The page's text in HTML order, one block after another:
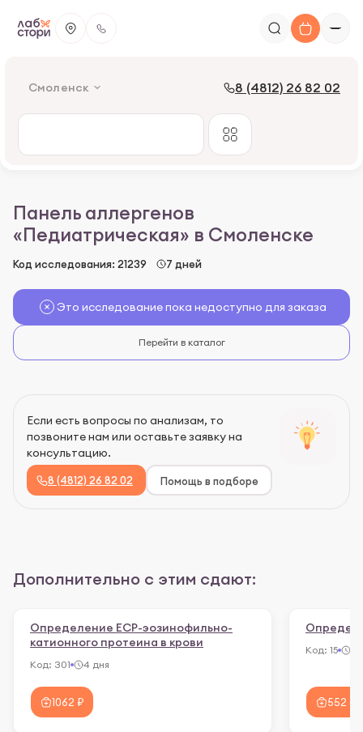
Смоленск 8 (4812) 26 82 02
Панель аллергенов
«Педиатрическая» в Смоленске
Код исследования: 21239 7 дней
Это исследование пока недоступно для заказа
Перейти в каталог
Если есть вопросы по анализам, то
позвоните нам или оставьте заявку на
консультацию.
8 (4812) 26 82 02 Помощь в подборе
Дополнительно с этим сдают:
Определение ЕСР-эозинофильно-
катионного протеина в крови
Код: 301 4 дня
1062 ₽
Код: 15
552 ₽